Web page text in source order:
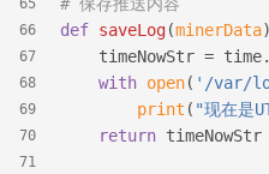
65
66
67
68
69
70
71
def saveLog(minerData
timeNowStr =
with open( '/var/
print ( "现在是
return timeNowStr